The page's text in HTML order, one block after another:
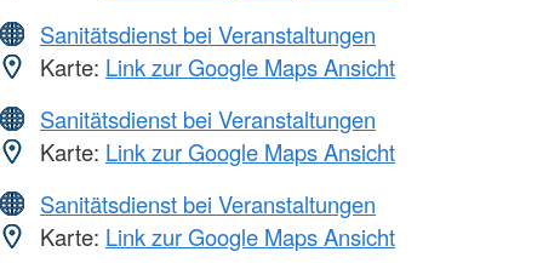
Sanitätsdienst bei Veranstaltungen
Karte: Link zur Google Maps Ansicht
Sanitätsdienst bei Veranstaltungen
Karte: Link zur Google Maps Ansicht
Sanitätsdienst bei Veranstaltungen
Karte: Link zur Google Maps Ansicht